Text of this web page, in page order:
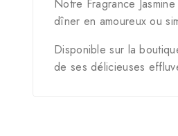
Notre Fragrance
dîner en amoureux ou
Disponible sur la
de ses délicieuses